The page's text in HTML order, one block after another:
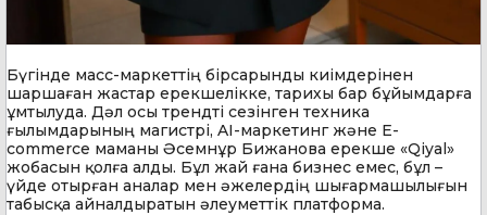
Бүгінде масс-маркеттің бірсарынды киімдерінен
шаршаған жастар ерекшелікке, тарихы бар бұйымдарға
ұмтылуда. Дәл осы трендті сезінген техника
ғылымдарының магистрі, AI-маркетинг және E-
commerce маманы Әсемнұр Бижанова ерекше «Qiyal»
жобасын қолға алды. Бұл жай ғана бизнес емес, бұл –
үйде отырған аналар мен әжелердің шығармашылығын
табысқа айналдыратын әлеуметтік платформа.